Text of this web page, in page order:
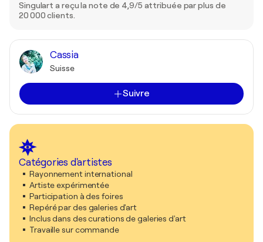
Singulart a reçu la note de 4,9/5 attribuée par plus de
20 000 clients.
Cassia
Suisse
Suivre
Catégories d'artistes
Rayonnement international
Artiste expérimentée
Participation à des foires
Repéré par des galeries d'art
Inclus dans des curations de galeries d'art
Travaille sur commande